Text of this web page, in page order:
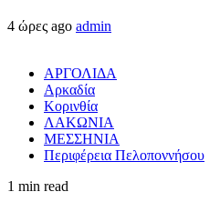
4 ώρες ago admin
ΑΡΓΟΛΙΔΑ
Αρκαδία
Κορινθία
ΛΑΚΩΝΙΑ
ΜΕΣΣΗΝΙΑ
Περιφέρεια Πελοποννήσου
1 min read